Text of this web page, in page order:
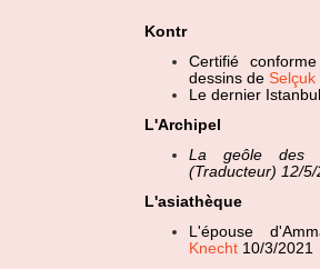
Kontr
Certifié
dessins de
Le dernier
L'Archipel
La geôle des
(Traducteur) 12/5/
L'asiathèque
L'épouse
Knecht 10/3/2021